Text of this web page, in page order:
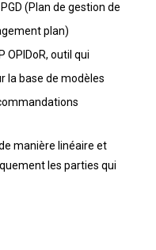
(Plan de gestion de
plan)
OPIDoR, outil qui
la base de modèles
manière linéaire et
les parties qui